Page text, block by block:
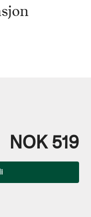
NOK 519